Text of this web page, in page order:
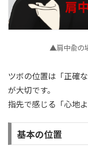
▲肩中兪の
ツボの位置は「正確
が大切です。
指先で感じる「心地
基本の位置